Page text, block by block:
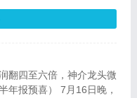
翻四至六倍，神介龙头微
年报预喜） 7月16日晚，